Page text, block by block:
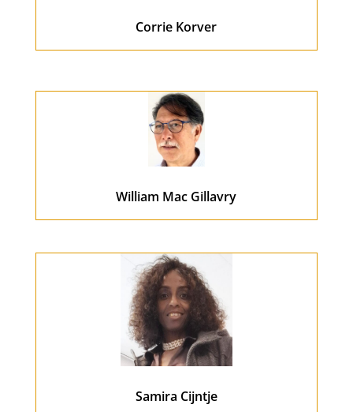
Corrie Korver
William Mac Gillavry
Samira Cijntje